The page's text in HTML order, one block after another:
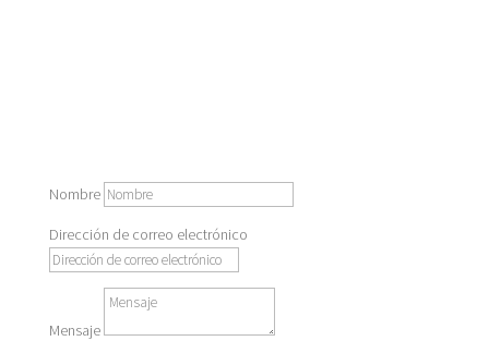
Nombre
Dirección de correo electrónico
Mensaje